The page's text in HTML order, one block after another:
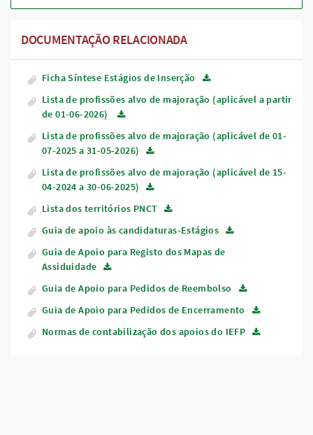
DOCUMENTAÇÃO RELACIONADA
Ficha Síntese Estágios de Inserção
Lista de profissões alvo de majoração (aplicável a partir
de 01-06-2026)
Lista de profissões alvo de majoração (aplicável de 01-
07-2025 a 31-05-2026)
Lista de profissões alvo de majoração (aplicável de 15-
04-2024 a 30-06-2025)
Lista dos territórios PNCT
Guia de apoio às candidaturas-Estágios
Guia de Apoio para Registo dos Mapas de
Assiduidade
Guia de Apoio para Pedidos de Reembolso
Guia de Apoio para Pedidos de Encerramento
Normas de contabilização dos apoios do IEFP